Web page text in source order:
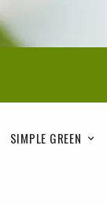
SIMPLE GREEN